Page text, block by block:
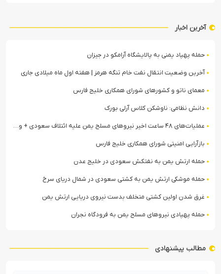
آخرین اخبار
حمله پهپاد یمنی به پالایشگاه آرامکو در جیزان
آخرین وضعیت انتقال نفت خام تنگه هرمز | هفته اول ماه میلادی جاری
معمای ناتو و کشورهای شورای همکاری خلیج فارس
دانش نظامی: ناوشکن کلاس آرلی بورک
عملیات‌های ۴۸ ساعت اخیر نیروهای مسلح یمن علیه ائتلاف سعودی + ویدیو
بازآرایی امنیتی شورای همکاری خلیج فارس
حمله ارتش یمن به نفتکش سعودی در خلیج عدن
حمله موشکی ارتش یمن به کشتی سعودی در شمال دریای سرخ
غرق شدن اولین کشتی متخلف بدست نیروی دریایی ارتش یمن
حمله پهپادی نیروهای مسلح یمن به فرودگاه نجران
مطالب پیشنهادی